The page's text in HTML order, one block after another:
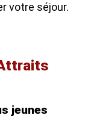
votre séjour.
jeunes